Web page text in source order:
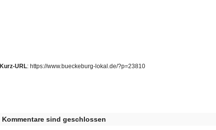
Kurz-URL: https://www.bueckeburg-lokal.de/?p=23810
Kommentare sind geschlossen